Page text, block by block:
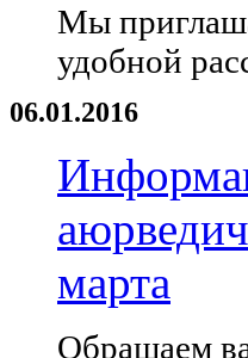
Мы
удобной
06.01.2016
марта
Обращаем